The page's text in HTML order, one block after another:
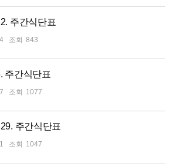
주간식단표
843
주간식단표
1077
주간식단표
1047